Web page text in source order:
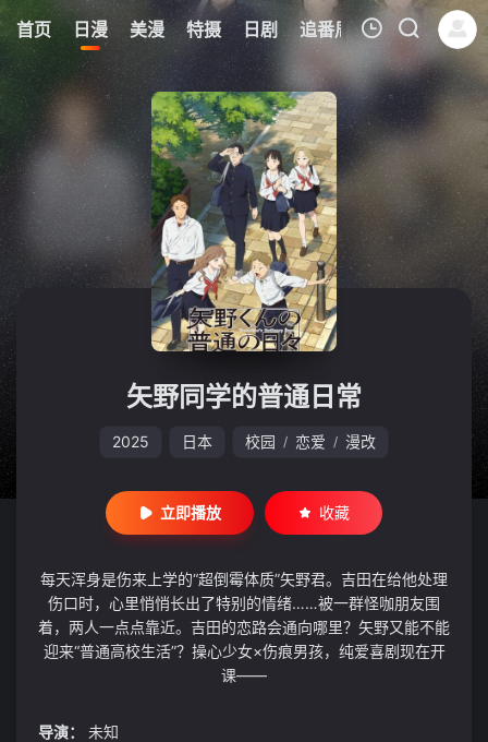
首页 日漫 美漫 特摄 日剧 追番周表 今日更新
8
我的观影记录
暂无观看影片的记录
矢野同学的普通日常
2025 日本 校园 / 恋爱 / 漫改
立即播放 收藏
每天浑身是伤来上学的“超倒霉体质”矢野君。吉田在给他处理
伤口时，心里悄悄长出了特别的情绪……被一群怪咖朋友围
着，两人一点点靠近。吉田的恋路会通向哪里？矢野又能不能
迎来“普通高校生活”？操心少女×伤痕男孩，纯爱喜剧现在开
课——
导演：
未知